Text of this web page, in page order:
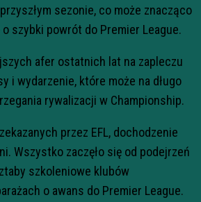
sezonie, co może znacząco
o szybki powrót do Premier League.
afer ostatnich lat na zapleczu
i wydarzenie, które może na długo
rywalizacji w Championship.
przez EFL, dochodzenie
Wszystko zaczęło się od podejrzeń
szkoleniowe klubów
o awans do Premier League.